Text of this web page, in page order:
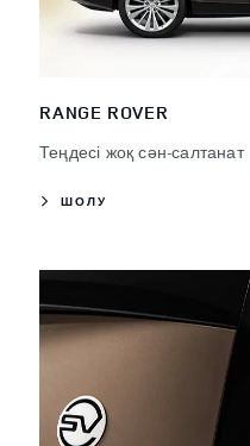
RANGE ROVER
Теңдесі жоқ сән-салтанат
ШОЛУ